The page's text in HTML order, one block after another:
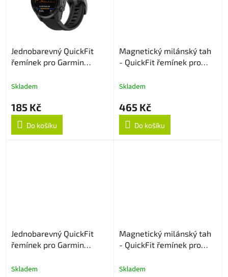
Jednobarevný QuickFit
řemínek pro Garmin
Skladem
185 Kč
Do košíku
Magnetický milánský tah
- QuickFit řemínek pro
Skladem
465 Kč
Do košíku
Jednobarevný QuickFit
řemínek pro Garmin
Skladem
Magnetický milánský tah
- QuickFit řemínek pro
Skladem